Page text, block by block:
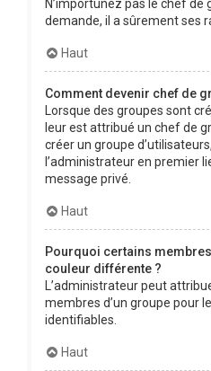
N’importunez pas le chef de
demande, il a sûrement ses
Haut
Comment devenir chef de
Lorsque des groupes sont
leur est attribué un chef de
créer un groupe
l’administrateur en premier
message privé.
Haut
Pourquoi certains
couleur différente ?
L’administrateur peut
membres d’un groupe pour
identifiables.
Haut